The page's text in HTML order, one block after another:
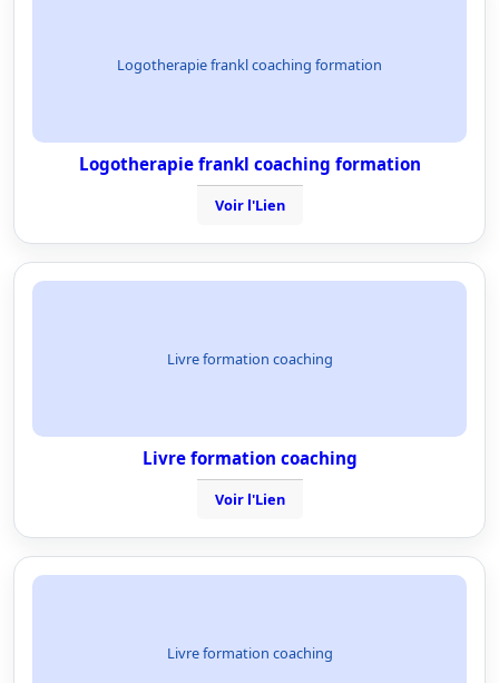
Logotherapie frankl coaching formation
Logotherapie frankl coaching formation
Voir l'Lien
Livre formation coaching
Livre formation coaching
Voir l'Lien
Livre formation coaching